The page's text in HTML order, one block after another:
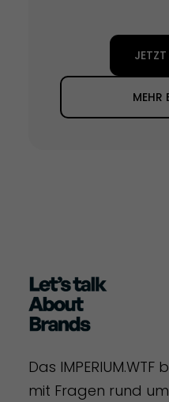
MEHR
Das
mit Fragen rund